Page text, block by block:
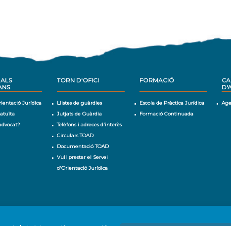
Jurídica
TORN D'OFICI
Llistes de guàrdies
Jutjats de Guàrdia
Telèfons i adreces d'interès
Circulars TOAD
Documentació TOAD
Vull prestar el Servei
d'Orientació Jurídica
FORMACIÓ
Escola de Pràctica Jurídica
Formació Continuada